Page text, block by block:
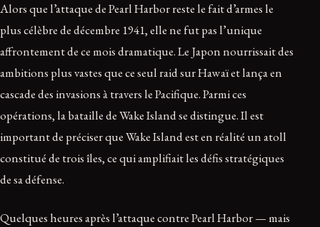
Alors que l’attaque de Pearl Harbor reste le fait d’armes le
plus célèbre de décembre 1941, elle ne fut pas l’unique
affrontement de ce mois dramatique. Le Japon nourrissait des
ambitions plus vastes que ce seul raid sur Hawaï et lança en
cascade des invasions à travers le Pacifique. Parmi ces
opérations, la bataille de Wake Island se distingue. Il est
important de préciser que Wake Island est en réalité un atoll
constitué de trois îles, ce qui amplifiait les défis stratégiques
de sa défense.
Quelques heures après l’attaque contre Pearl Harbor — mais